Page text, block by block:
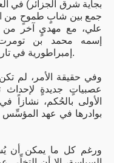
جمع بين شابٍ طموحٍ من
علي، مع مهديٍ آخر من
إسمه محمد بن
إمبراطورية في تاريخ المغرب هي الإمبراطورية المُوحِّدية.
وفي حقيقة الأمر، لم
عصبياتٍ جديدةٍ لإحداث
الأولى بالحُكم، نشازاً
بوادرها في عهد المؤسِّس
ورغم كل ما يمكن أن